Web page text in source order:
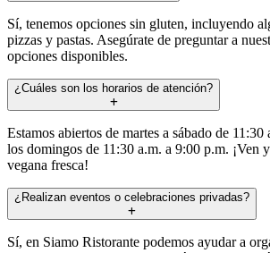
Sí, tenemos opciones sin gluten, incluyendo
pizzas y pastas. Asegúrate de preguntar a
opciones disponibles.
¿Cuáles son los horarios de atención?
Estamos abiertos de martes a sábado de
los domingos de 11:30 a.m. a 9:00 p.m. ¡Ven
vegana fresca!
¿Realizan eventos o celebraciones privadas?
Sí, en Siamo Ristorante podemos ayudar a